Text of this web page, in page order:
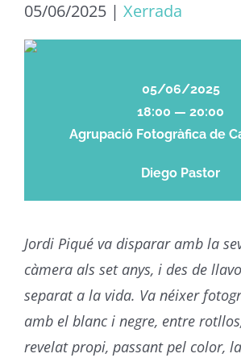
05/06/2025 | Xerrada
Jordi Piqué va disparar amb la
càmera als set anys, i des de
separat a la vida. Va néixer
amb el blanc i negre, entre
revelat propi, passant pel color,
05/06/2025
18:00 — 20:00
Agrupació Fotogràfica de
Diego Pastor